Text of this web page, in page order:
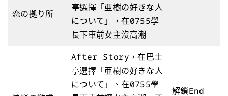
恋の拠り所
亭選擇「亜樹の好きな人
について」，在0755學
長下車前女主沒高潮
After Story，在巴士
亭選擇「亜樹の好きな人
について」、在0755學
解鎖End